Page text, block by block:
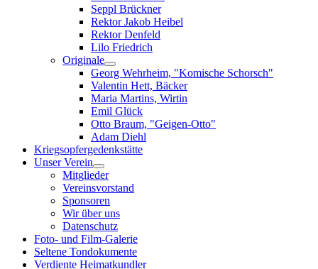
Seppl Brückner
Rektor Jakob Heibel
Rektor Denfeld
Lilo Friedrich
Originale
Georg Wehrheim, "Komische Schorsch"
Valentin Hett, Bäcker
Maria Martins, Wirtin
Emil Glück
Otto Braum, "Geigen-Otto"
Adam Diehl
Kriegsopfergedenkstätte
Unser Verein
Mitglieder
Vereinsvorstand
Sponsoren
Wir über uns
Datenschutz
Foto- und Film-Galerie
Seltene Tondokumente
Verdiente Heimatkundler